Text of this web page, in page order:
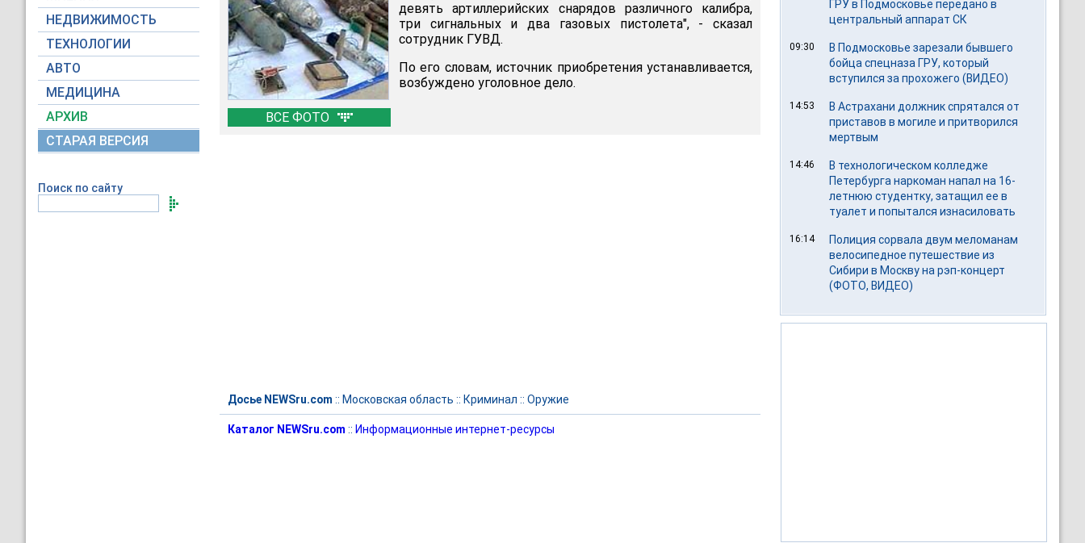
НЕДВИЖИМОСТЬ
ТЕХНОЛОГИИ
АВТО
МЕДИЦИНА
АРХИВ
СТАРАЯ ВЕРСИЯ
Поиск по сайту
ВСЕ ФОТО
девять артиллерийских снарядов различного калибра,
три сигнальных и два газовых пистолета", - сказал
сотрудник ГУВД.
По его словам, источник приобретения устанавливается,
возбуждено уголовное дело.
Досье NEWSru.com :: Московская область :: Криминал :: Оружие
Каталог NEWSru.com :: Информационные интернет-ресурсы
ГРУ в Подмосковье передано в
центральный аппарат СК
09:30
В Подмосковье зарезали бывшего
бойца спецназа ГРУ, который
вступился за прохожего (ВИДЕО)
14:53
В Астрахани должник спрятался от
приставов в могиле и притворился
мертвым
14:46
В технологическом колледже
Петербурга наркоман напал на 16-
летнюю студентку, затащил ее в
туалет и попытался изнасиловать
16:14
Полиция сорвала двум меломанам
велосипедное путешествие из
Сибири в Москву на рэп-концерт
(ФОТО, ВИДЕО)